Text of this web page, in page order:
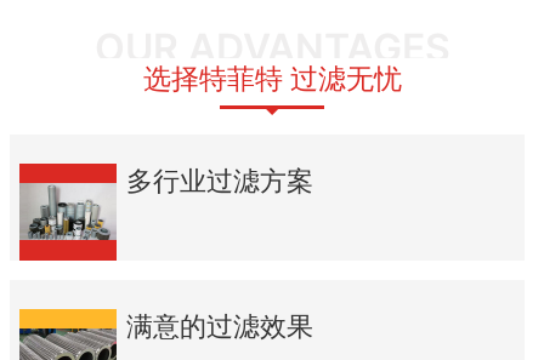
选择特菲特 过滤无忧
多行业过滤方案
满意的过滤效果